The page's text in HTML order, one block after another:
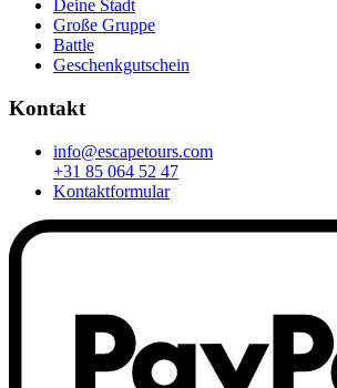
Deine Stadt
Große Gruppe
Battle
Geschenkgutschein
Kontakt
info@escapetours.com
+31 85 064 52 47
Kontaktformular